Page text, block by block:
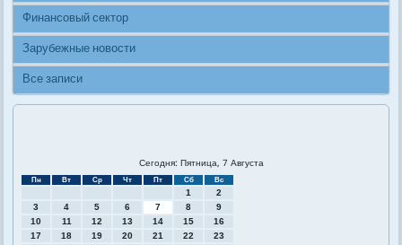
Финансовый сектор
Зарубежные новости
Все записи
Сегодня: Пятница, 7 Августа
Пн Вт Ср Чт Пт Сб Вс
1
2
3
4 5 6 7 8
9
10
11 12 13 14 15
16
17
18 19 20 21 22 23